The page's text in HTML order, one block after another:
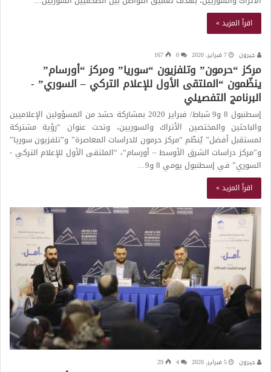
اقرأ المزيد »
جيرون 7 فبراير، 2020 167
مركز “حرمون” وتلفزيون “سوريا” ومركز “أورسام”
ينظّمون “الملتقى الأول للإعلام التركي – السوري” -
البرنامج التفصيلي
إسطنبول 8 و9 شباط/ فبراير 2020 بمشاركة حشد من المسؤولين الإعلاميين
والباحثين والمختصين الأتراك والسوريين، وتحت عنوان “رؤية مشتركة
لمستقبل أفضل” يُنظّم “مركز حرمون للدراسات المعاصرة” و”تلفزيون سوريا”
و”مركز دراسات الشرق الأوسط – أورسام“، “الملتقى الأول للإعلام التركي -
السوري” في إسطنبول يومي 8 و9…
اقرأ المزيد »
جيرون 5 فبراير، 2020 29